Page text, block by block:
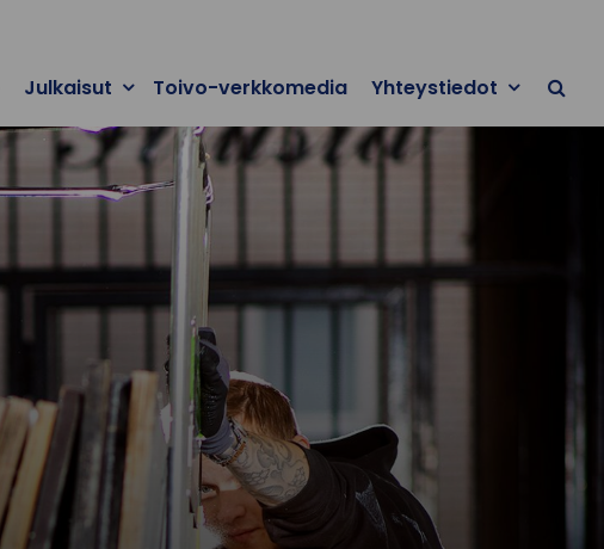
Julkaisut Toivo-verkkomedia Yhteystiedot